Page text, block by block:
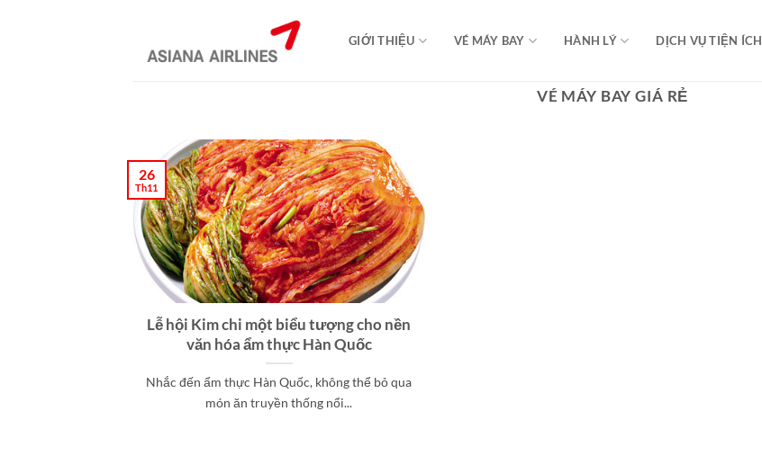
GIỚI THIỆU VÉ MÁY BAY HÀNH LÝ DỊCH VỤ TIỆN ÍCH
VÉ MÁY BAY GIÁ RẺ
Lễ hội Kim chi một biểu tượng cho nền
văn hóa ẩm thực Hàn Quốc
Nhắc đến ẩm thực Hàn Quốc, không thể bỏ qua
món ăn truyền thống nổi...
26
Th11